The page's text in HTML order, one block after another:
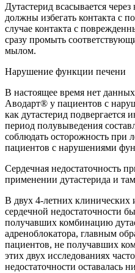
Дутастерид всасывается
должны избегать контакта с
случае контакта с
сразу промыть
мылом.
Нарушение функции печени
В настоящее время нет
Аводарт® у пациентов с
как дутастерид подвергается
период полувыведения
соблюдать осторожность при
пациентов с нарушениями
Сердечная недостаточность
применении дутастерида и
В двух 4-летних клинических
сердечной недостаточности
получавших комбинацию
адреноблокатора, главным
пациентов, не получавших
этих двух исследованиях
недостаточности оставалась